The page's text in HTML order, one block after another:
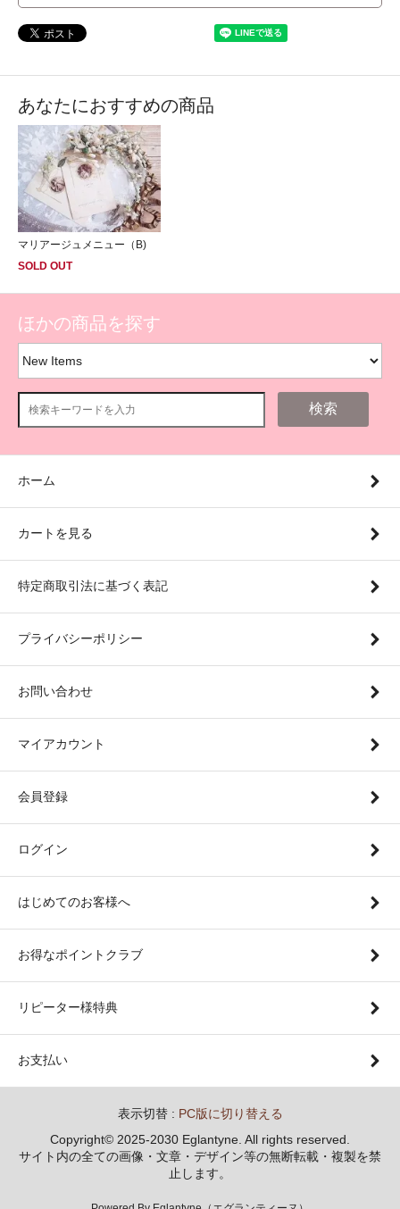
あなたにおすすめの商品
マリアージュメニュー（B)
SOLD OUT
ほかの商品を探す
検索
ホーム
カートを見る
特定商取引法に基づく表記
プライバシーポリシー
お問い合わせ
マイアカウント
会員登録
ログイン
はじめてのお客様へ
お得なポイントクラブ
リピーター様特典
お支払い
表示切替 : PC版に切り替える
Copyright© 2025-2030 Eglantyne. All rights reserved.
サイト内の全ての画像・文章・デザイン等の無断転載・複製を禁
止します。